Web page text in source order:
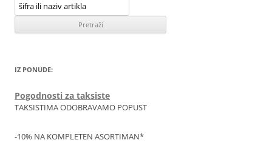
IZ PONUDE:
Pogodnosti za taksiste
TAKSISTIMA ODOBRAVAMO POPUST
-10% NA KOMPLETEN ASORTIMAN*